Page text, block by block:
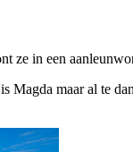
ze in een
maar al te